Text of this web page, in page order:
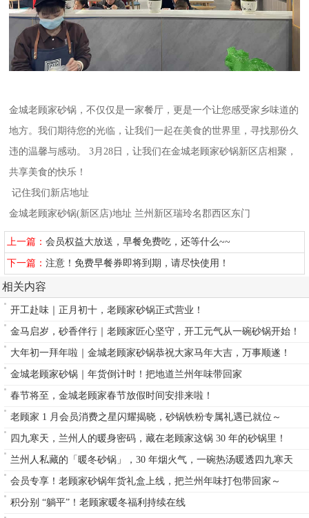
金城老顾家砂锅，不仅仅是一家餐厅，更是一个让您感受家乡味道的
地方。我们期待您的光临，让我们一起在美食的世界里，寻找那份久
违的温馨与感动。 3月28日，让我们在金城老顾家砂锅新区店相聚，
共享美食的快乐！
记住我们新店地址
金城老顾家砂锅(新区店)地址 兰州新区瑞玲名郡西区东门
上一篇：会员权益大放送，早餐免费吃，还等什么~~
下一篇：注意！免费早餐券即将到期，请尽快使用！
相关内容
开工赴味｜正月初十，老顾家砂锅正式营业！
金马启岁，砂香伴行｜老顾家匠心坚守，开工元气从一碗砂锅开始！
大年初一拜年啦｜金城老顾家砂锅恭祝大家马年大吉，万事顺遂！
金城老顾家砂锅｜年货倒计时！把地道兰州年味带回家
春节将至，金城老顾家春节放假时间安排来啦！
老顾家 1 月会员消费之星闪耀揭晓，砂锅铁粉专属礼遇已就位～
四九寒天，兰州人的暖身密码，藏在老顾家这锅 30 年的砂锅里！
兰州人私藏的「暖冬砂锅」，30 年烟火气，一碗热汤暖透四九寒天
会员专享！老顾家砂锅年货礼盒上线，把兰州年味打包带回家～
积分别 “躺平”！老顾家暖冬福利持续在线